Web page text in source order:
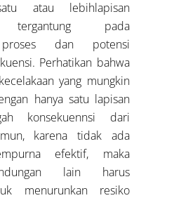
atau lebihlapisan
tergantung pada
proses dan potensi
Perhatikan bahwa
yang mungkin
hanya satu lapisan
konsekuennsi dari
karena tidak ada
efektif, maka
lain harus
menurunkan resiko